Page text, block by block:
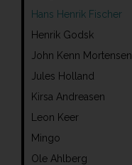
Hans Henrik Fischer
Henrik Godsk
John Kenn Mortensen
Jules Holland
Kirsa Andreasen
Leon Keer
Mingo
Ole Ahlberg